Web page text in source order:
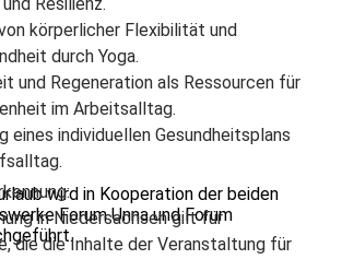
Resilienz.
körperlicher Flexibilität und
durch Yoga.
und Regeneration als Ressourcen für
im Arbeitsalltag.
eines individuellen Gesundheitsplans
in Niedersachsen gilt für
die die Inhalte der Veranstaltung für
wird in Kooperation der beiden
Forum Unna und Forum